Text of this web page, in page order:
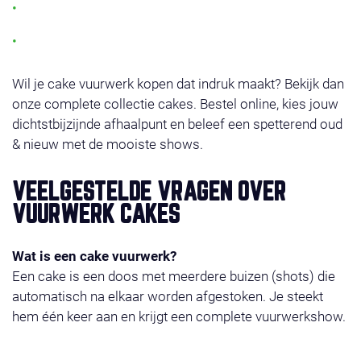
Wil je cake vuurwerk kopen dat indruk maakt? Bekijk dan
onze complete collectie cakes. Bestel online, kies jouw
dichtstbijzijnde afhaalpunt en beleef een spetterend oud
& nieuw met de mooiste shows.
VEELGESTELDE VRAGEN OVER
VUURWERK CAKES
Wat is een cake vuurwerk?
Een cake is een doos met meerdere buizen (shots) die
automatisch na elkaar worden afgestoken. Je steekt
hem één keer aan en krijgt een complete vuurwerkshow.